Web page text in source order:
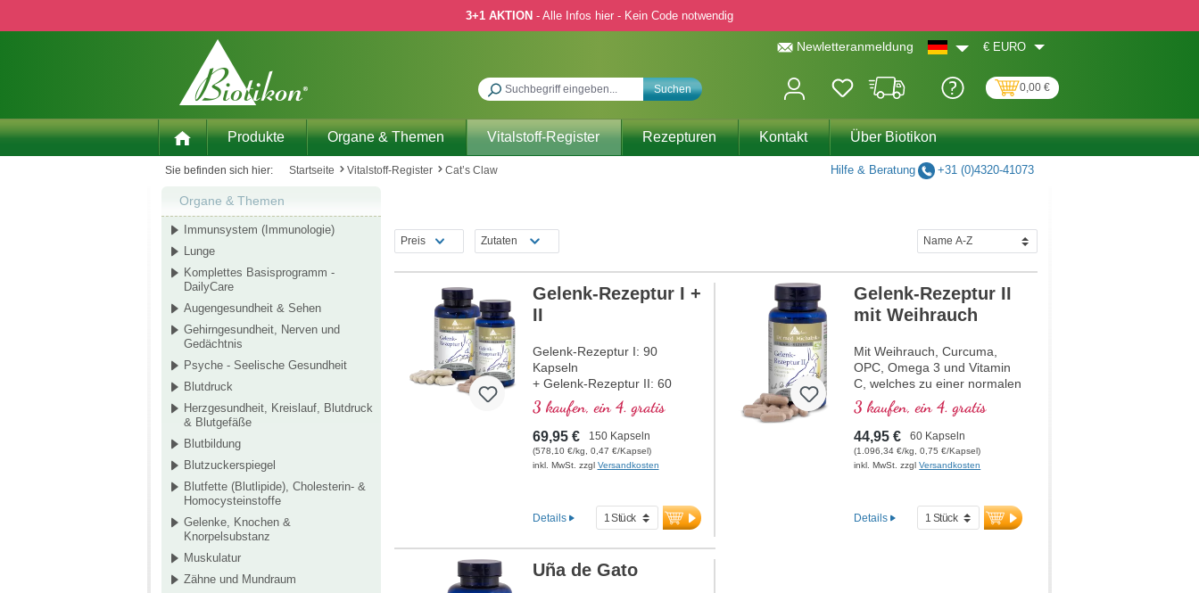
3+1 AKTION - Alle Infos hier - Kein Code notwendig
Newletteranmeldung € EURO
Suchen 0,00 €
Produkte Organe & Themen Vitalstoff-Register Rezepturen Kontakt Über Biotikon
Sie befinden sich hier: Startseite Vitalstoff-Register Cat’s Claw Hilfe & Beratung +31 (0)4320-41073
Organe & Themen
Immunsystem (Immunologie)
Lunge
Komplettes Basisprogramm -
DailyCare
Augengesundheit & Sehen
Gehirngesundheit, Nerven und
Gedächtnis
Psyche - Seelische Gesundheit
Blutdruck
Herzgesundheit, Kreislauf, Blutdruck
& Blutgefäße
Blutbildung
Blutzuckerspiegel
Blutfette (Blutlipide), Cholesterin- &
Homocysteinstoffe
Gelenke, Knochen &
Knorpelsubstanz
Muskulatur
Zähne und Mundraum
Preis Zutaten
Gelenk-Rezeptur I +
II
Gelenk-Rezeptur I: 90
Kapseln
+ Gelenk-Rezeptur II: 60
Kapseln
3 kaufen, ein 4. gratis
69,95 € 150 Kapseln
(578,10 €/kg, 0,47 €/Kapsel)
inkl. MwSt. zzgl Versandkosten
Details
Gelenk-Rezeptur II
mit Weihrauch
Mit Weihrauch, Curcuma,
OPC, Omega 3 und Vitamin
C, welches zu einer normalen
Kollagenbildung für eine
normale Knorpelfunktion
beiträgt. Zur spezifischen
Versorgung der knorpeligen
Gelenkstrukturen.
3 kaufen, ein 4. gratis
44,95 € 60 Kapseln
(1.096,34 €/kg, 0,75 €/Kapsel)
inkl. MwSt. zzglVersandkosten
Details
Uña de Gato